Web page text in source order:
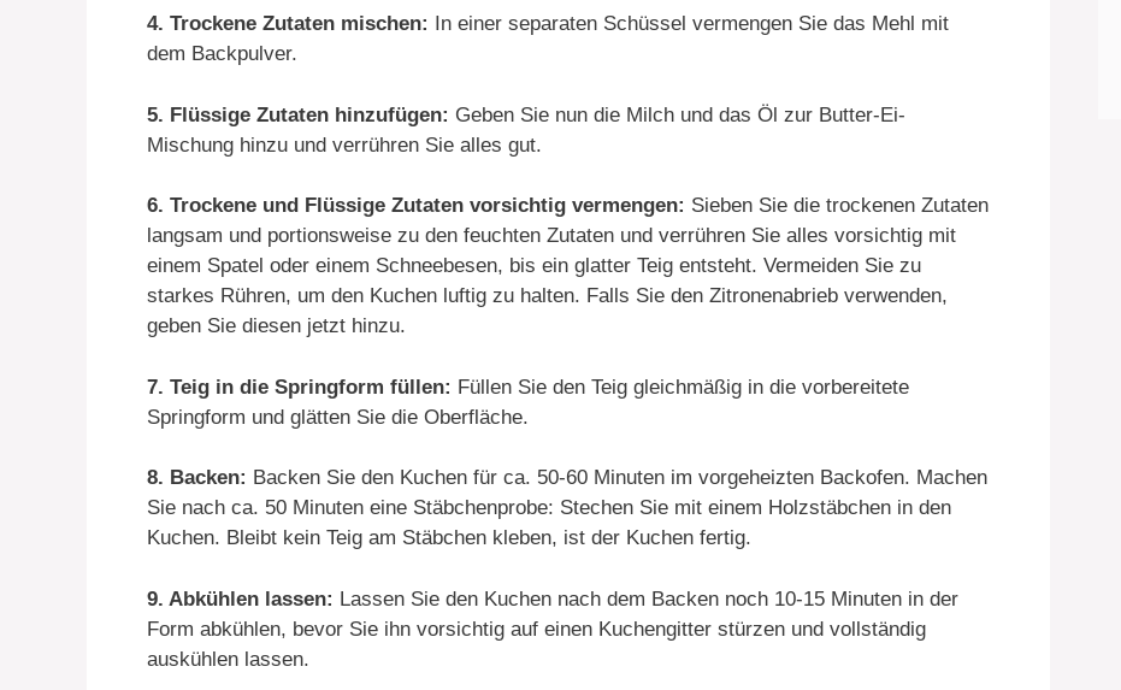
4. Trockene Zutaten mischen: In einer separaten Schüssel vermengen Sie das Mehl mit
dem Backpulver.
5. Flüssige Zutaten hinzufügen: Geben Sie nun die Milch und das Öl zur Butter-Ei-
Mischung hinzu und verrühren Sie alles gut.
6. Trockene und Flüssige Zutaten vorsichtig vermengen: Sieben Sie die trockenen Zutaten
langsam und portionsweise zu den feuchten Zutaten und verrühren Sie alles vorsichtig mit
einem Spatel oder einem Schneebesen, bis ein glatter Teig entsteht. Vermeiden Sie zu
starkes Rühren, um den Kuchen luftig zu halten. Falls Sie den Zitronenabrieb verwenden,
geben Sie diesen jetzt hinzu.
7. Teig in die Springform füllen: Füllen Sie den Teig gleichmäßig in die vorbereitete
Springform und glätten Sie die Oberfläche.
8. Backen: Backen Sie den Kuchen für ca. 50-60 Minuten im vorgeheizten Backofen. Machen
Sie nach ca. 50 Minuten eine Stäbchenprobe: Stechen Sie mit einem Holzstäbchen in den
Kuchen. Bleibt kein Teig am Stäbchen kleben, ist der Kuchen fertig.
9. Abkühlen lassen: Lassen Sie den Kuchen nach dem Backen noch 10-15 Minuten in der
Form abkühlen, bevor Sie ihn vorsichtig auf einen Kuchengitter stürzen und vollständig
auskühlen lassen.